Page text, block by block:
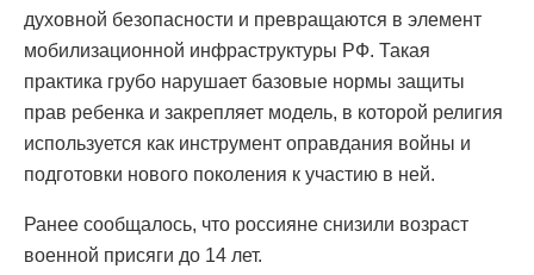
духовной безопасности и превращаются в элемент
мобилизационной инфраструктуры РФ. Такая
практика грубо нарушает базовые нормы защиты
прав ребенка и закрепляет модель, в которой религия
используется как инструмент оправдания войны и
подготовки нового поколения к участию в ней.
Ранее сообщалось, что россияне снизили возраст
военной присяги до 14 лет.